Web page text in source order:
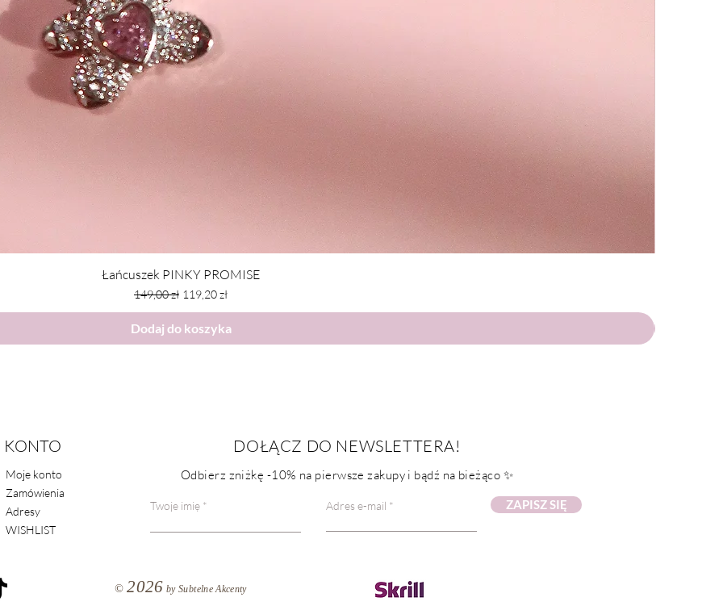
Łańcuszek PINKY PROMISE
Regularna cena
149,00 zł Cena rabatowa
119,20 zł
Dodaj do koszyka
KONTO
Moje konto
Zamówienia
Adresy
WISHLIST
DOŁĄCZ DO NEWSLETTERA!
Odbierz zniżkę -10% na pierwsze zakupy i bądź na bieżąco ✨
Twoje imię Adres e-mail ZAPISZ SIĘ
© 2026 by Subtelne Akcenty